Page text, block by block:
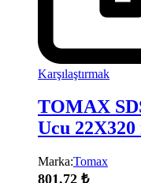
Karşılaştırmak
TOMAX
Ucu 22X320
Marka:Tomax
801,72 ₺